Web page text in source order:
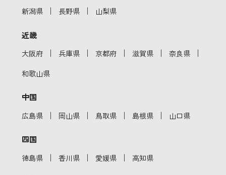
新潟県 ｜ 長野県 ｜ 山梨県
近畿
大阪府 ｜ 兵庫県 ｜ 京都府 ｜ 滋賀県 ｜ 奈良県 ｜
和歌山県
中国
広島県 ｜ 岡山県 ｜ 鳥取県 ｜ 島根県 ｜ 山口県
四国
徳島県 ｜ 香川県 ｜ 愛媛県 ｜ 高知県